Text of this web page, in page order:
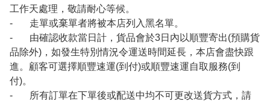
工作天處理，敬請耐心等候。
- 走單或棄單者將被本店列入黑名單。
- 由確認收款當日計，貨品會於3日內以順豐寄出(預購貨
品除外)，如發生特別情況令運送時間延長，本店會盡快跟
進。顧客可選擇順豐速運(到付)或順豐速運自取服務(到
付)。
- 所有訂單在下單後或配送中均不可更改送貨方式，請